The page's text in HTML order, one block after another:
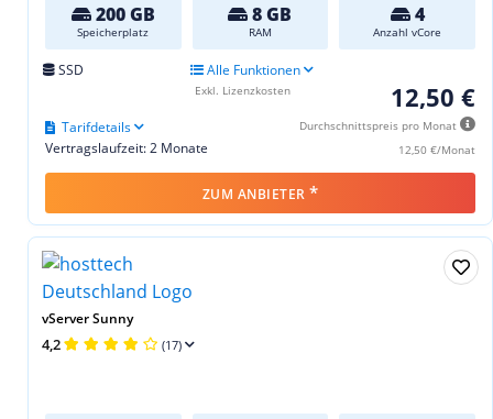
200 GB
Speicherplatz
8 GB
RAM
4
Anzahl vCore
SSD Alle Funktionen
12,50 €
Durchschnittspreis pro Monat
12,50 €/Monat
Vertragslaufzeit: 2 Monate
Tarifdetails
Exkl. Lizenzkosten
ZUM ANBIETER *
vServer Sunny
4,2 (17)